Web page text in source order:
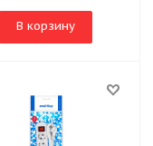
В корзину